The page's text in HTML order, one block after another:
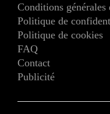
Conditions
Politique de
Politique de cookies
FAQ
Contact
Publicité